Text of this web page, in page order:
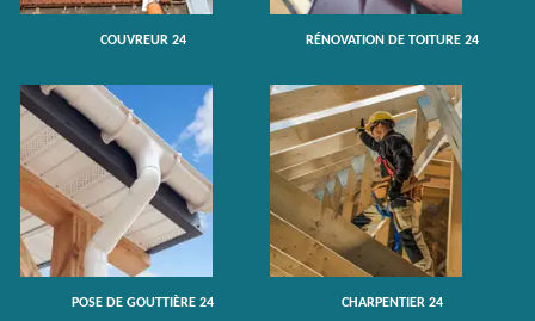
COUVREUR 24 RÉNOVATION DE TOITURE 24
POSE DE GOUTTIÈRE 24 CHARPENTIER 24